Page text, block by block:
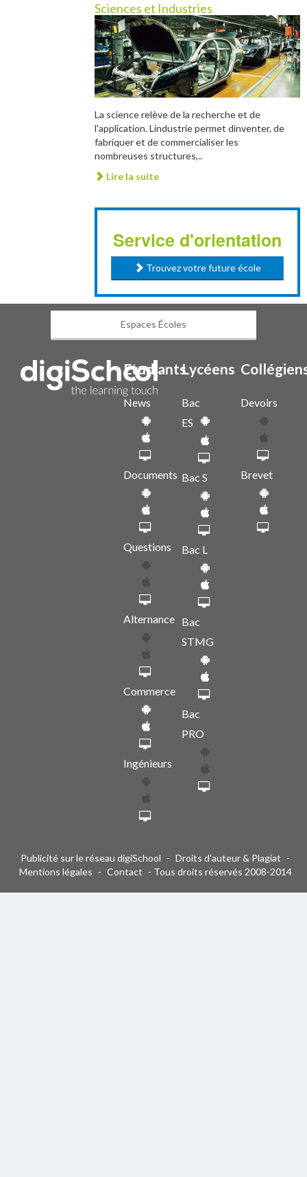
Sciences et Industries
La science relève de la recherche et de
l'application. Lindustrie permet dinventer, de
fabriquer et de commercialiser les
nombreuses structures,..
Lire la suite
Service d'orientation
Trouvez votre future école
Espaces Écoles
Etudiants
News
Documents
Questions
Alternance
Commerce
Ingénieurs
Lycéens
Bac
ES
Bac S
Bac L
Bac
STMG
Bac
PRO
Devoirs
Brevet
Publicité sur le réseau digiSchool - Droits d'auteur & Plagiat -
Mentions légales - Contact - Tous droits réservés 2008-2014